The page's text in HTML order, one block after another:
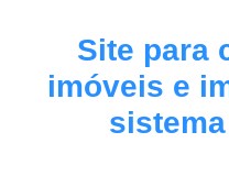
Site para
imóveis e